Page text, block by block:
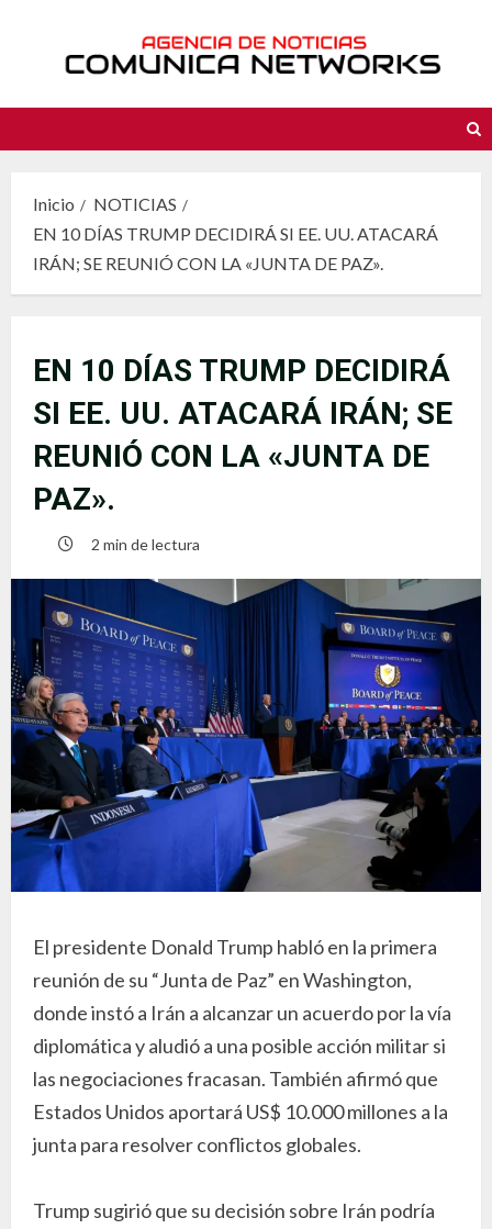
contenido
Inicio
NOTICIAS
EN 10 DÍAS TRUMP DECIDIRÁ SI EE. UU. ATACARÁ
IRÁN; SE REUNIÓ CON LA «JUNTA DE PAZ».
EN 10 DÍAS TRUMP DECIDIRÁ
SI EE. UU. ATACARÁ IRÁN; SE
REUNIÓ CON LA «JUNTA DE
PAZ».
2 min de lectura
El presidente Donald Trump habló en la primera
reunión de su “Junta de Paz” en Washington,
donde instó a Irán a alcanzar un acuerdo por la vía
diplomática y aludió a una posible acción militar si
las negociaciones fracasan. También afirmó que
Estados Unidos aportará US$ 10.000 millones a la
junta para resolver conflictos globales.
Trump sugirió que su decisión sobre Irán podría